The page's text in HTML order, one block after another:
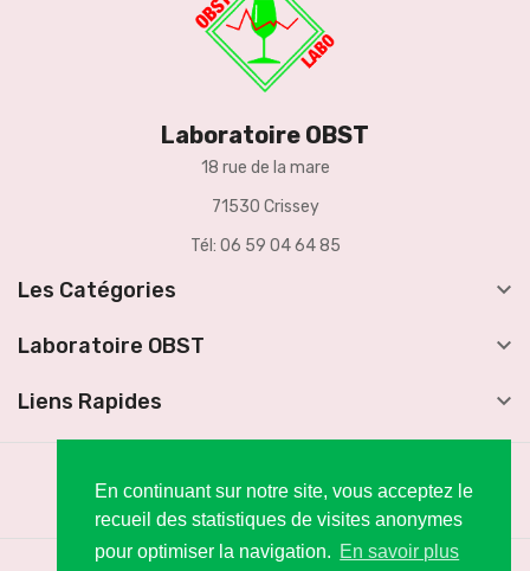
En continuant sur notre site, vous acceptez le
recueil des statistiques de visites anonymes
pour optimiser la navigation. En savoir plus
Laboratoire OBST
18 rue de la mare
71530 Crissey
Tél: 06 59 04 64 85
Les Catégories 
Laboratoire OBST 
Liens Rapides 